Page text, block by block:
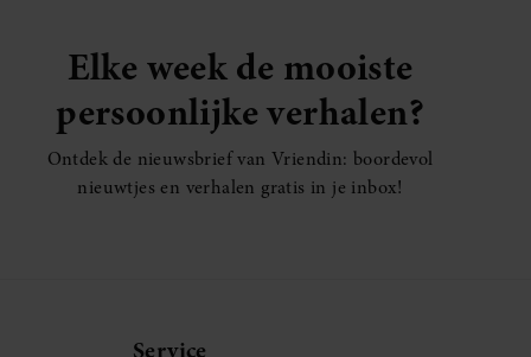
Elke week de mooiste
persoonlijke verhalen?
Ontdek de nieuwsbrief van Vriendin: boordevol
nieuwtjes en verhalen gratis in je inbox!
Service